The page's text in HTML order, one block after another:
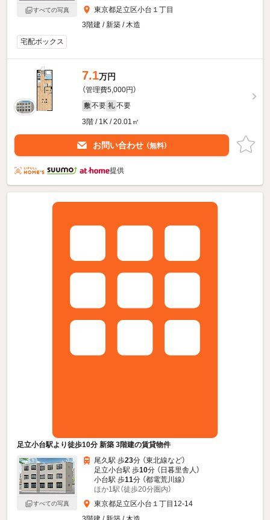
すべての写真
東京都足立区小台１丁目
3階建 / 新築 / 木造
宅配ボックス
7.1万円
（管理費5,000円）
敷 不要 礼 不要
3階 / 1K / 20.01㎡
お問い合わせ （無料）
提供
足立小台駅より徒歩10分 新築 3階建の賃貸物件
すべての写真
尾久駅 歩23分 （東北線など）
足立小台駅 歩10分 （日暮里舎人）
小台駅 歩11分 （都電荒川線）
ほか1駅（徒歩20分圏内）
東京都足立区小台１丁目12-14